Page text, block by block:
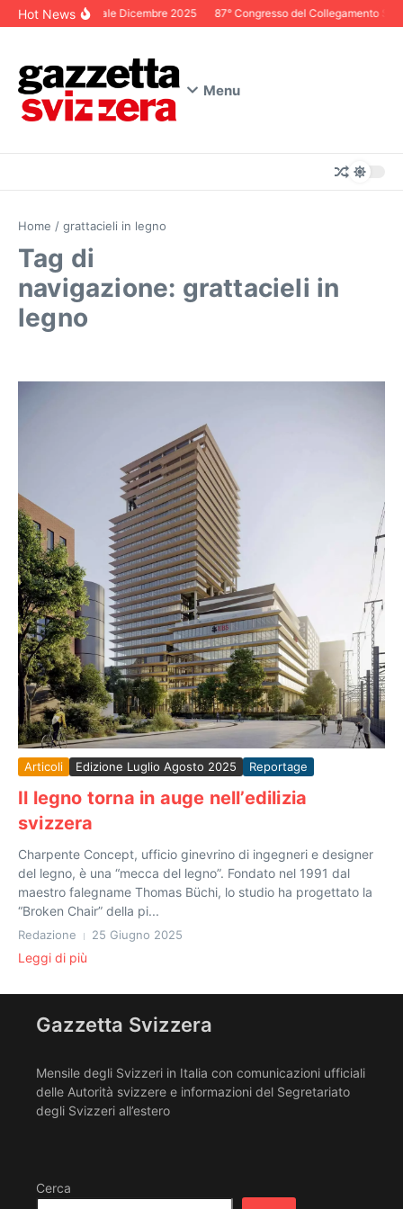
Salta al contenuto
Hot NewsEditoriale Dicembre 2025 87° Congresso del Collegamento
Menu
Home / grattacieli in legno
Tag di
navigazione: grattacieli in
legno
Articoli Edizione Luglio Agosto 2025 Reportage
Il legno torna in auge nell’edilizia
svizzera
Charpente Concept, ufficio ginevrino di ingegneri e designer
del legno, è una “mecca del legno”. Fondato nel 1991 dal
maestro falegname Thomas Büchi, lo studio ha progettato la
“Broken Chair” della pi...
Redazione 25 Giugno 2025
Leggi di più
Gazzetta Svizzera
Mensile degli Svizzeri in Italia con comunicazioni ufficiali
delle Autorità svizzere e informazioni del Segretariato
degli Svizzeri all’estero
Cerca